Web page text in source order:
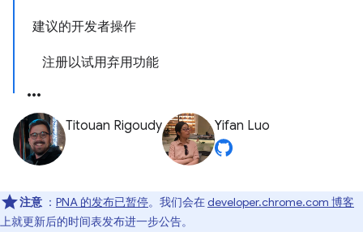
建议的开发者操作
注册以试用弃用功能
Titouan Rigoudy Yifan Luo
注意 ： PNA 的发布已暂停。我们会在developer.chrome.com 博客
上就更新后的时间表发布进一步公告。